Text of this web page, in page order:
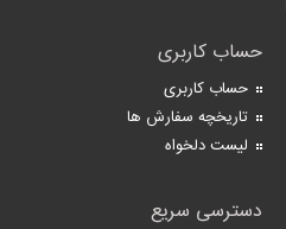
حساب کاربری
حساب کاربری
تاریخچه سفارش ها
لیست دلخواه
دسترسی سریع